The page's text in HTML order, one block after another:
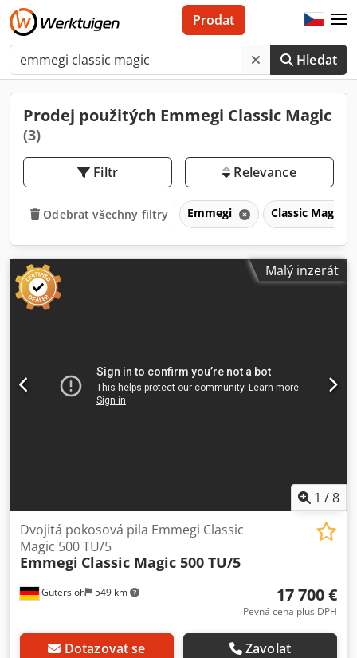
Hledat
Prodat
Prodej použitých Emmegi Classic Magic
(3)
Filtr Relevance
Odebrat všechny filtry Emmegi Classic Magic
Malý inzerát
1 /8
Gütersloh 549 km
Dvojitá pokosová pila Emmegi Classic
Magic 500 TU/5
Emmegi Classic Magic 500 TU/5
17 700 €
Pevná cena plus DPH
Dotazovat se Zavolat